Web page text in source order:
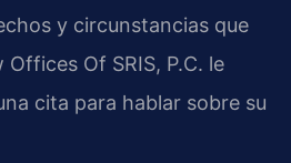
y circunstancias que
Of SRIS, P.C. le
cita para hablar sobre su